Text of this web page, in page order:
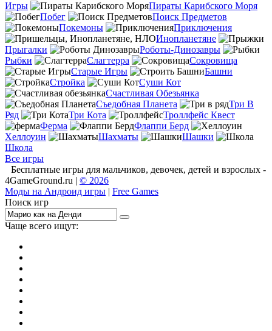
Игры
Пираты Карибского Моря
Побег
Поиск Предметов
Покемоны
Приключения
Инопланетяне
Прыгалки
Роботы-Динозавры
Рыбки
Слагтерра
Сокровища
Старые Игры
Башни
Стройка
Суши Кот
Счастливая Обезьянка
Съедобная Планета
Три В
Ряд
Три Кота
Троллфейс Квест
Ферма
Флаппи Берд
Хеллоуин
Шахматы
Шашки
Школа
Все игры
Бесплатные игры для мальчиков, девочек, детей и взрослых -
4GameGround.ru | © 2026
Моды на Андроид игры | Free Games
Поиск игр
Чаще всего ищут: